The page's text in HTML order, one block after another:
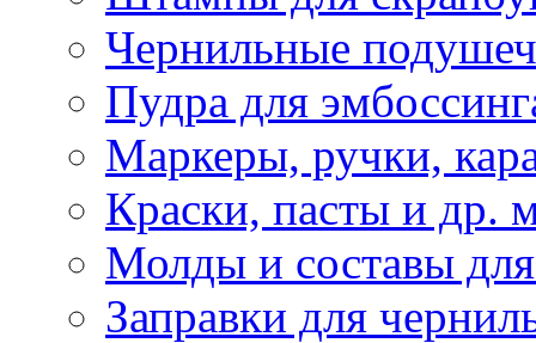
Чернильные
Пудра для
Маркеры, ручки,
Краски, пасты и др.
Молды и составы
Заправки для